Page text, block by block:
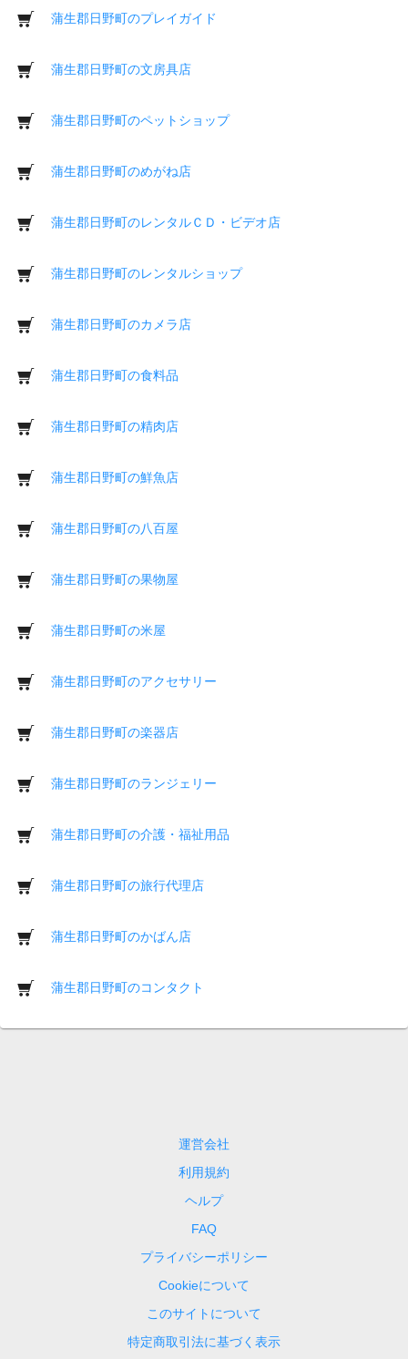
蒲生郡日野町のプレイガイド
蒲生郡日野町の文房具店
蒲生郡日野町のペットショップ
蒲生郡日野町のめがね店
蒲生郡日野町のレンタルＣＤ・ビデオ店
蒲生郡日野町のレンタルショップ
蒲生郡日野町のカメラ店
蒲生郡日野町の食料品
蒲生郡日野町の精肉店
蒲生郡日野町の鮮魚店
蒲生郡日野町の八百屋
蒲生郡日野町の果物屋
蒲生郡日野町の米屋
蒲生郡日野町のアクセサリー
蒲生郡日野町の楽器店
蒲生郡日野町のランジェリー
蒲生郡日野町の介護・福祉用品
蒲生郡日野町の旅行代理店
蒲生郡日野町のかばん店
蒲生郡日野町のコンタクト
運営会社
利用規約
ヘルプ
FAQ
プライバシーポリシー
Cookieについて
このサイトについて
特定商取引法に基づく表示